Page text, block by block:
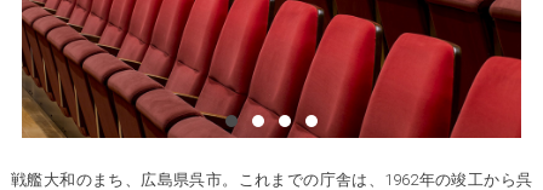
戦艦大和のまち、広島県呉市。これまでの庁舎は、1962年の竣工から呉